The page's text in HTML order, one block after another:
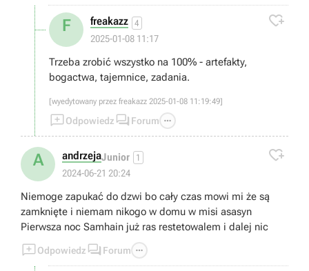
F freakazz 4
2025-01-08 11:17

Trzeba zrobić wszystko na 100% - artefakty,
bogactwa, tajemnice, zadania.
[wyedytowany przez freakazz 2025-01-08 11:19:49]
Odpowiedz  Forum 
A andrzejaJunior 1
2024-06-21 20:24

Niemoge zapukać do dzwi bo cały czas mowi mi że są
zamknięte i niemam nikogo w domu w misi asasyn
Pierwsza noc Samhain już ras restetowalem i dalej nic
Odpowiedz  Forum 